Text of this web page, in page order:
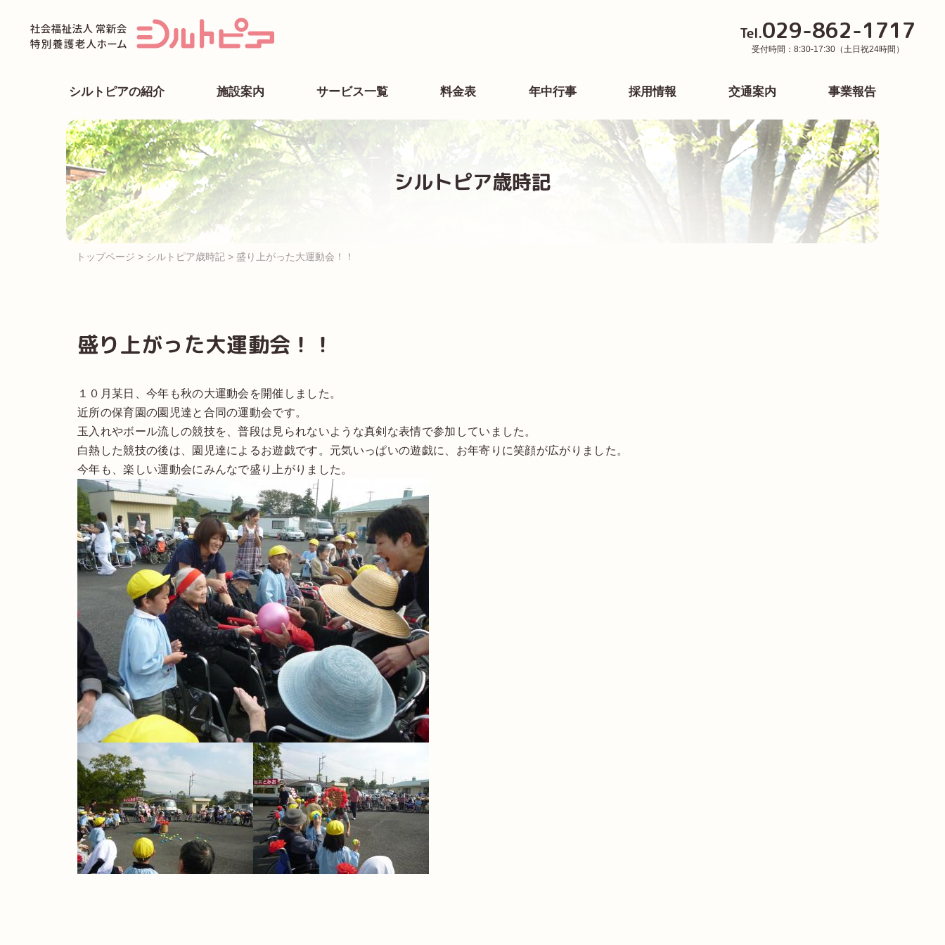
content
Tel.029-862-1717
受付時間：8:30-17:30（土日祝24時間）
シルトピアの紹介 施設案内 サービス一覧 料金表 年中行事 採用情報 交通案内 事業報告
シルトピア歳時記
トップページ > シルトピア歳時記 > 盛り上がった大運動会！！
盛り上がった大運動会！！
１０月某日、今年も秋の大運動会を開催しました。
近所の保育園の園児達と合同の運動会です。
玉入れやボール流しの競技を、普段は見られないような真剣な表情で参加していました。
白熱した競技の後は、園児達によるお遊戯です。元気いっぱいの遊戯に、お年寄りに笑顔が広がりました。
今年も、楽しい運動会にみんなで盛り上がりました。